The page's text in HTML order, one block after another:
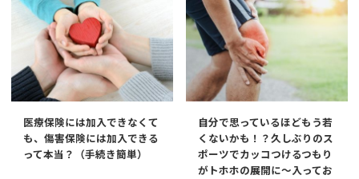
医療保険には加入できなくて
も、傷害保険には加入できる
って本当？（手続き簡単）
自分で思っているほどもう若
くないかも！？久しぶりのス
ポーツでカッコつけるつもり
がトホホの展開に～入ってお